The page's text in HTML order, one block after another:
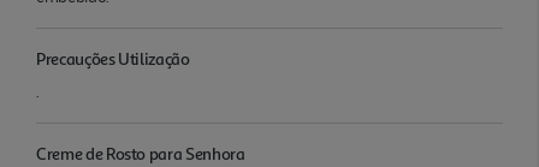
Precauções Utilização
.
Creme de Rosto para Senhora